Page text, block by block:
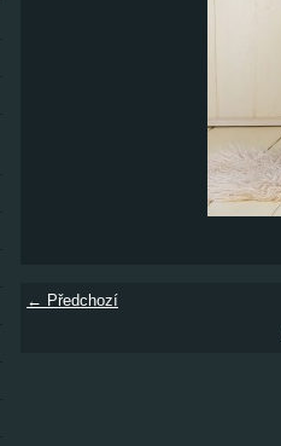
← Předchozí